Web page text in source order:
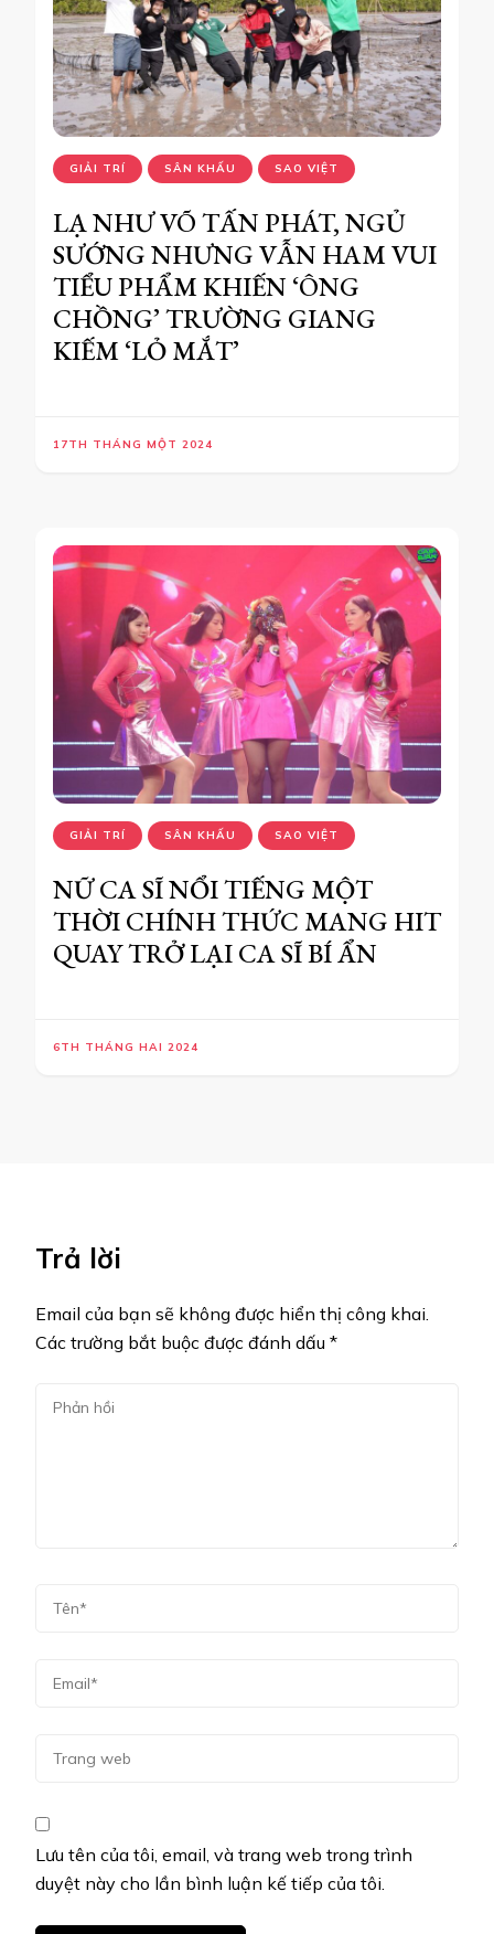
GIẢI TRÍ SÂN KHẤU SAO VIỆT
LẠ NHƯ VÕ TẤN PHÁT, NGỦ
SƯỚNG NHƯNG VẪN HAM VUI
TIỂU PHẨM KHIẾN ‘ÔNG
CHỒNG’ TRƯỜNG GIANG
KIẾM ‘LỎ MẮT’
17TH THÁNG MỘT 2024
GIẢI TRÍ SÂN KHẤU SAO VIỆT
NỮ CA SĨ NỔI TIẾNG MỘT
THỜI CHÍNH THỨC MANG HIT
QUAY TRỞ LẠI CA SĨ BÍ ẨN
6TH THÁNG HAI 2024
Trả lời
Email của bạn sẽ không được hiển thị công khai.
Các trường bắt buộc được đánh dấu *
Lưu tên của tôi, email, và trang web trong trình
duyệt này cho lần bình luận kế tiếp của tôi.